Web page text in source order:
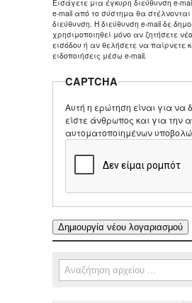
Εισάγετε μια έγκυρη διεύθυνση e-
e-mail από το σύστημα θα στέλνονται
διεύθυνση. Η διεύθυνση e-mail δε
χρησιμοποιηθεί μόνο αν ζητήσετε
εισόδου ή αν θελήσετε να παίρνετε
ειδοποιήσεις μέσω e-mail.
CAPTCHA
Αυτή η ερώτηση είναι για να
είστε άνθρωπος και για την
αυτοματοποιημένων
Φόρμα αναζήτησης
Αναζήτηση